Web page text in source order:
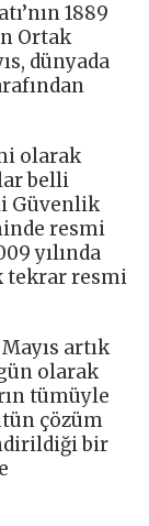
1889
Ortak
dünyada
olarak
belli
Güvenlik
resmi
yılında
tekrar resmi
artık
olarak
tümüyle
çözüm
bir